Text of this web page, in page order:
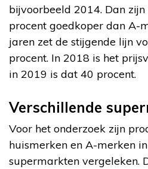
bijvoorbeeld 2014. Dan
procent goedkoper dan A-
jaren zet de stijgende lijn
procent. In 2018 is het
in 2019 is dat 40 procent.
Verschillende
Voor het onderzoek zijn
huismerken en A-merken
supermarkten vergeleken.